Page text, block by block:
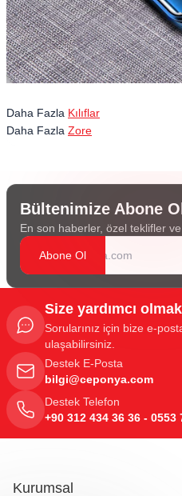
Daha Fazla Kılıflar
Daha Fazla Zore
Bültenimize Abone
En son haberler, özel teklifler
Abone Ol
Size yardımcı
Sorularınız için bize e-
ulaşabilirsiniz.
Destek E-Posta
bilgi@ceponya.com
Destek Telefon
+90 312 434 36 36 - 0553
Kurumsal